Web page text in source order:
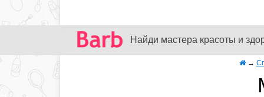
Найди мастера красоты и
→